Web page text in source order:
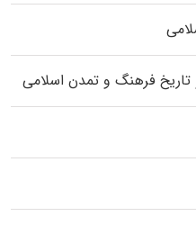
تاریخ فرهنگ و تمدن اسلامی